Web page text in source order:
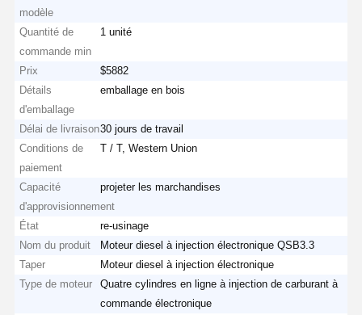
modèle
Quantité de
commande min
1 unité
Prix
$5882
Détails
d'emballage
emballage en bois
Délai de livraison30 jours de travail
Conditions de
paiement
T / T, Western Union
Capacité
d'approvisionnement
projeter les marchandises
État
re-usinage
Nom du produit
Moteur diesel à injection électronique QSB3.3
Taper
Moteur diesel à injection électronique
Type de moteur
Quatre cylindres en ligne à injection de carburant à
commande électronique